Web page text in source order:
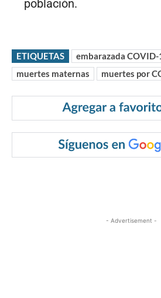
población.
ETIQUETAS embarazada
muertes maternas
muertes por
- Advertisement -